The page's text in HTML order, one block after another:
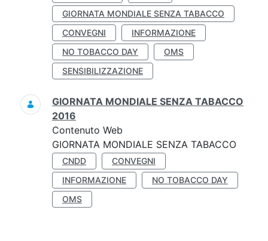
GIORNATA MONDIALE SENZA TABACCO
CONVEGNI
INFORMAZIONE
NO TOBACCO DAY
OMS
SENSIBILIZZAZIONE
GIORNATA MONDIALE SENZA TABACCO
2016
Contenuto Web
GIORNATA MONDIALE SENZA TABACCO
CNDD
CONVEGNI
INFORMAZIONE
NO TOBACCO DAY
OMS